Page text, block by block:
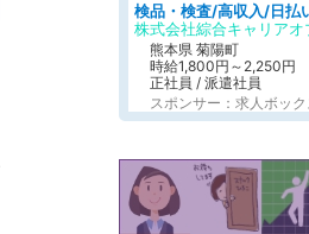
株式会社綜合キャリアオ
熊本県 菊陽町
時給1,800円～2,250円
正社員 / 派遣社員
スポンサー：求人ボック